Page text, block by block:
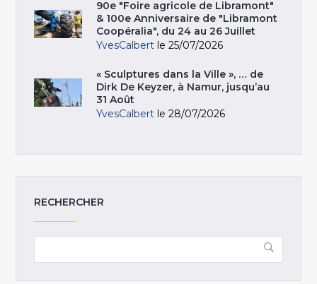
90e "Foire agricole de Libramont"
& 100e Anniversaire de "Libramont
Coopéralia", du 24 au 26 Juillet
YvesCalbert le 25/07/2026
« Sculptures dans la Ville », … de
Dirk De Keyzer, à Namur, jusqu’au
31 Août
YvesCalbert le 28/07/2026
RECHERCHER